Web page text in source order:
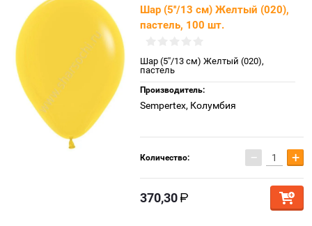
Шар (5''/13 см) Желтый (020),
пастель, 100 шт.
Шар (5''/13 см) Желтый (020),
пастель
Производитель:
Sempertex, Колумбия
Количество: − +
370,30